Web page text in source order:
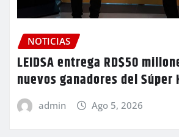
NOTICIAS
LEIDSA entrega RD$50
nuevos ganadores del Súper
admin Ago 5, 2026